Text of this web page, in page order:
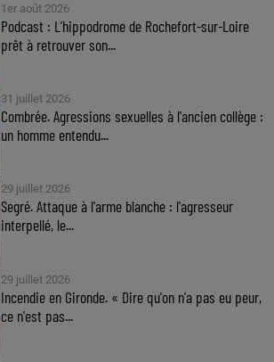
1er août 2026
Podcast : L’hippodrome de Rochefort-sur-Loire
prêt à retrouver son...
31 juillet 2026
Combrée. Agressions sexuelles à l'ancien collège :
un homme entendu...
29 juillet 2026
Segré. Attaque à l'arme blanche : l'agresseur
interpellé, le...
29 juillet 2026
Incendie en Gironde. « Dire qu'on n'a pas eu peur,
ce n'est pas...